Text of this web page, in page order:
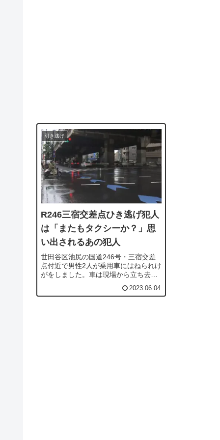
引き逃げ
R246三宿交差点ひき逃げ犯人
は「またもタクシーか？」思
い出されるあの犯人
世田谷区池尻の国道246号・三宿交差
点付近で男性2人が乗用車にはねられけ
がをしました。車は現場から立ち去っ
2023.06.04